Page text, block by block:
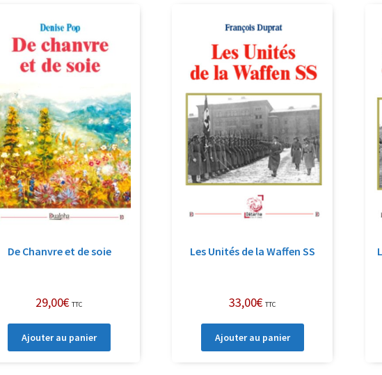
De Chanvre et de soie
29,00€ TTC
Ajouter au panier
Les Unités de la Waffen SS
33,00€ TTC
Ajouter au panier